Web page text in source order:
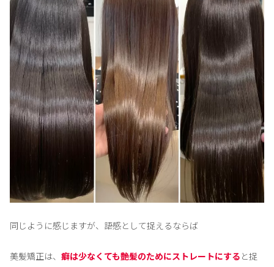
同じように感じますが、語感として捉えるならば
美髪矯正は、 癖は少なくても艶髪のためにストレートにする と捉